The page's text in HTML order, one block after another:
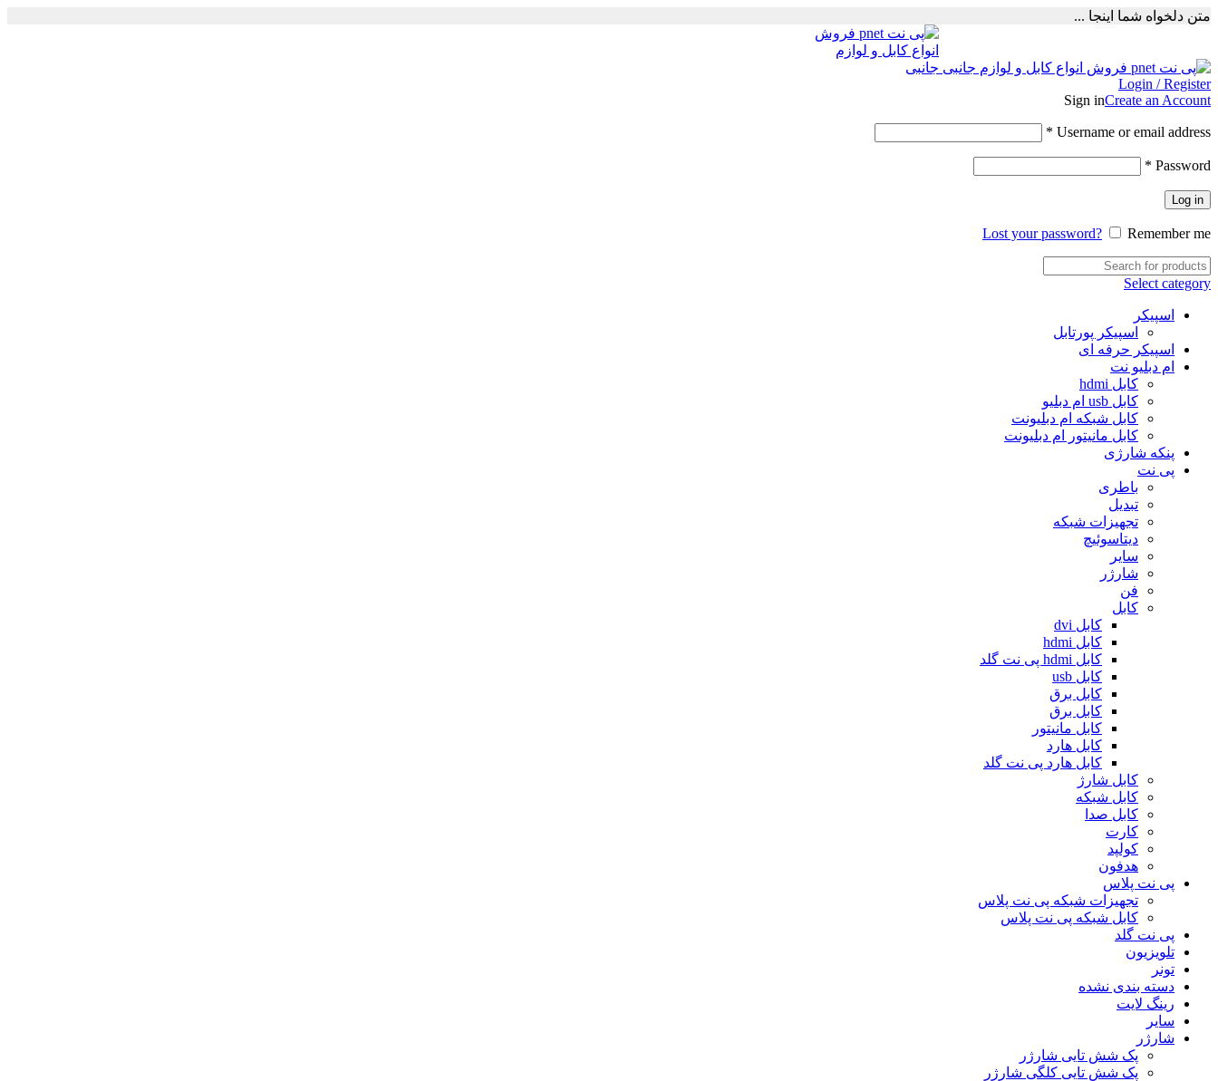
متن دلخواه شما اینجا ...
Login / Register
Sign inCreate an Account
Username or email address
*
Password
*
Log in
Lost your password? Remember me
Select category
اسپیکر
اسپیکر پورتابل
اسپیکر حرفه ای
ام دبلیو نت
کابل hdmi
کابل usb ام دبلیو
کابل شبکه ام دبلیونت
کابل مانیتور ام دبلیونت
پنکه شارژی
پی نت
باطری
تبدیل
تجهیزات شبکه
دیتاسوئیچ
سایر
شارژر
فن
کابل
کابل dvi
کابل hdmi
کابل hdmi پی نت گلد
کابل usb
کابل برق
کابل برق
کابل مانیتور
کابل هارد
کابل هارد پی نت گلد
کابل شارژ
کابل شبکه
کابل صدا
کارت
کولپد
هدفون
پی نت پلاس
تجهیزات شبکه پی نت پلاس
کابل شبکه پی نت پلاس
پی نت گلد
تلویزیون
تونر
دسته بندی نشده
رینگ لایت
سایر
شارژر
پک شش تایی شارژر
پک شش تایی کلگی شارژر